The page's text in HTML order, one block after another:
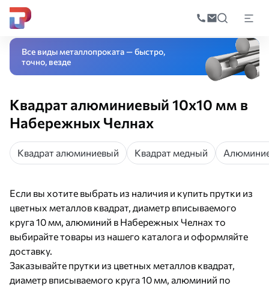
по
Главная Прутки из цветных
Все виды металлопроката — быстро,
точно, везде
Квадрат алюминиевый 10х10 мм в
Набережных Челнах
Квадрат алюминиевый Квадрат медный
Если вы хотите выбрать из наличия и купить прутки из
цветных металлов квадрат, диаметр вписываемого
круга 10 мм, алюминий в Набережных Челнах то
выбирайте товары из нашего каталога и оформляйте
доставку.
Заказывайте прутки из цветных металлов квадрат,
диаметр вписываемого круга 10 мм, алюминий по